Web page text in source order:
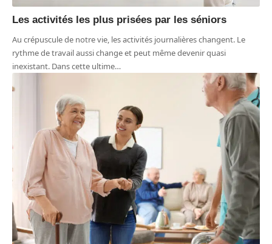
Les activités les plus prisées par les séniors
Au crépuscule de notre vie, les activités journalières changent. Le
rythme de travail aussi change et peut même devenir quasi
inexistant. Dans cette ultime…